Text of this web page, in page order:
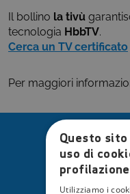
Il bollino la tivù
tecnologia HbbTV.
Cerca un TV certificato
Per maggiori
tivù
Questo
uso di
Utilizziamo i